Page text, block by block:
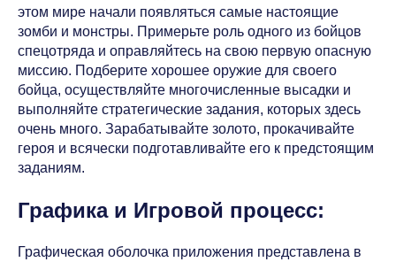
этом мире начали появляться самые настоящие
зомби и монстры. Примерьте роль одного из бойцов
спецотряда и оправляйтесь на свою первую опасную
миссию. Подберите хорошее оружие для своего
бойца, осуществляйте многочисленные высадки и
выполняйте стратегические задания, которых здесь
очень много. Зарабатывайте золото, прокачивайте
героя и всячески подготавливайте его к предстоящим
заданиям.
Графика и Игровой процесс:
Графическая оболочка приложения представлена в